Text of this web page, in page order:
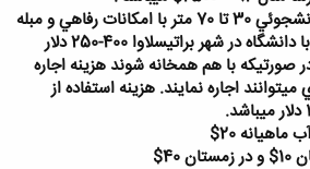
هزينه اجاره يك سوئيت دانشجوئي 30 تا 70 متر با امكانات رفاهي و مبله
دانشجوئي بسته به فاصله با دانشگاه در شهر براتیسلاوا 400-250 دلار
صورتيكه با هم همخانه شوند هزينه اجاره
اجاره نمايند. هزينه استفاده از
20$​